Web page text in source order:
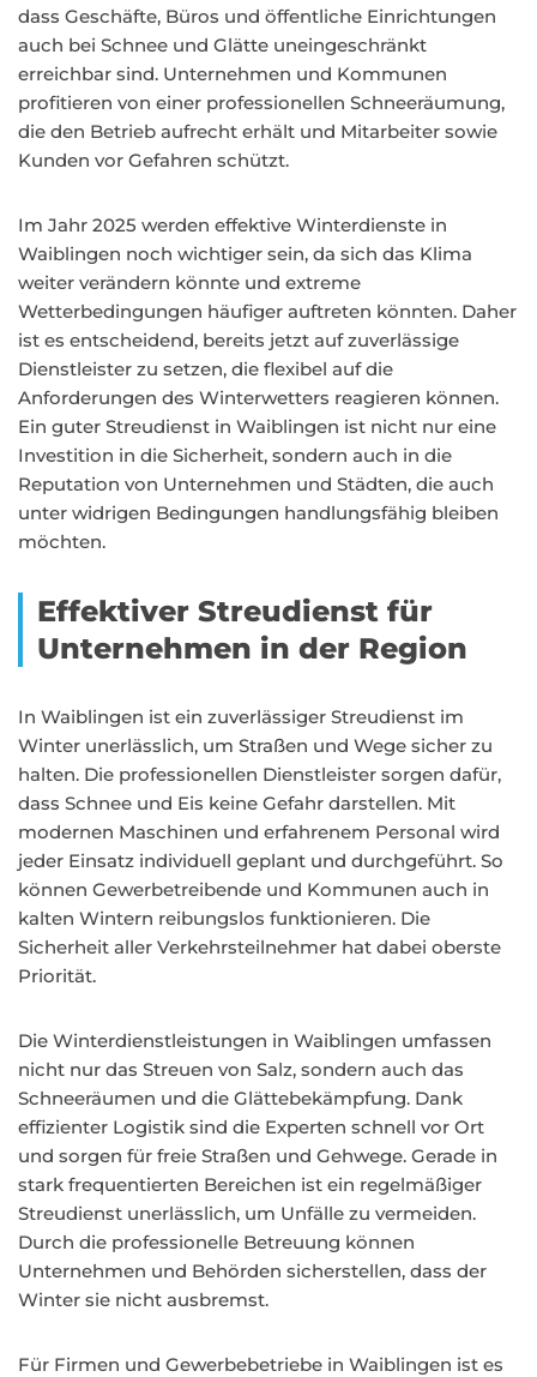
dass Geschäfte, Büros und öffentliche Einrichtungen
auch bei Schnee und Glätte uneingeschränkt
erreichbar sind. Unternehmen und Kommunen
profitieren von einer professionellen Schneeräumung,
die den Betrieb aufrecht erhält und Mitarbeiter sowie
Kunden vor Gefahren schützt.
Im Jahr 2025 werden effektive Winterdienste in
Waiblingen noch wichtiger sein, da sich das Klima
weiter verändern könnte und extreme
Wetterbedingungen häufiger auftreten könnten. Daher
ist es entscheidend, bereits jetzt auf zuverlässige
Dienstleister zu setzen, die flexibel auf die
Anforderungen des Winterwetters reagieren können.
Ein guter Streudienst in Waiblingen ist nicht nur eine
Investition in die Sicherheit, sondern auch in die
Reputation von Unternehmen und Städten, die auch
unter widrigen Bedingungen handlungsfähig bleiben
möchten.
Effektiver Streudienst für
Unternehmen in der Region
In Waiblingen ist ein zuverlässiger Streudienst im
Winter unerlässlich, um Straßen und Wege sicher zu
halten. Die professionellen Dienstleister sorgen dafür,
dass Schnee und Eis keine Gefahr darstellen. Mit
modernen Maschinen und erfahrenem Personal wird
jeder Einsatz individuell geplant und durchgeführt. So
können Gewerbetreibende und Kommunen auch in
kalten Wintern reibungslos funktionieren. Die
Sicherheit aller Verkehrsteilnehmer hat dabei oberste
Priorität.
Die Winterdienstleistungen in Waiblingen umfassen
nicht nur das Streuen von Salz, sondern auch das
Schneeräumen und die Glättebekämpfung. Dank
effizienter Logistik sind die Experten schnell vor Ort
und sorgen für freie Straßen und Gehwege. Gerade in
stark frequentierten Bereichen ist ein regelmäßiger
Streudienst unerlässlich, um Unfälle zu vermeiden.
Durch die professionelle Betreuung können
Unternehmen und Behörden sicherstellen, dass der
Winter sie nicht ausbremst.
Für Firmen und Gewerbebetriebe in Waiblingen ist es